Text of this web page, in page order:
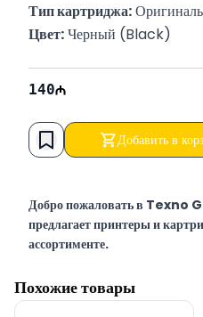
Тип картриджа:
Цвет: Черный (Black)
140
Добавить в
Добро пожаловать в Texno
предлагает принтеры и
ассортименте.
электроники в Баку по адресу
Похожие товары